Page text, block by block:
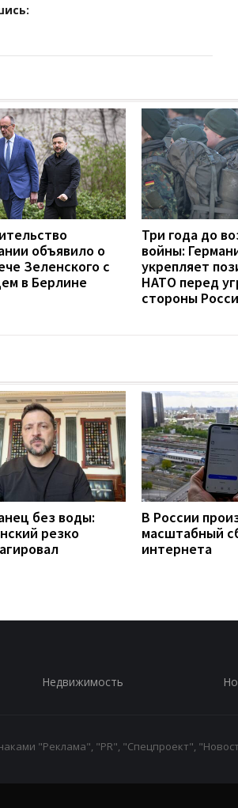
объявило о
Зеленского с
в Берлине
Три года до
войны:
укрепляет
НАТО перед
стороны
без воды:
резко
В России
масштабный
интернета
Недвижимость
"Реклама", "PR", "Спецпроект",